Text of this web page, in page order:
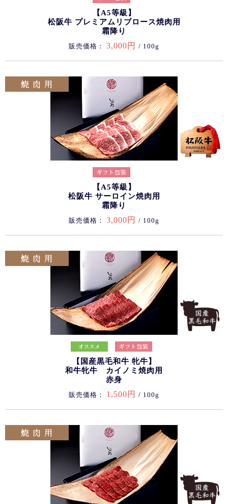
【A5等級】
松阪牛 プレミアムリブロース焼肉用
霜降り
販売価格： 3,000円 / 100g
【A5等級】
松阪牛 サーロイン焼肉用
霜降り
販売価格： 3,000円 / 100g
【国産黒毛和牛 牝牛】
和牛牝牛 カイノミ焼肉用
赤身
販売価格： 1,500円 / 100g